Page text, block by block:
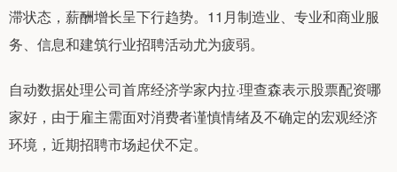
滞状态，薪酬增长呈下行趋势。11月制造业、专业和商业服
务、信息和建筑行业招聘活动尤为疲弱。
自动数据处理公司首席经济学家内拉·理查森表示股票配资哪
家好，由于雇主需面对消费者谨慎情绪及不确定的宏观经济
环境，近期招聘市场起伏不定。